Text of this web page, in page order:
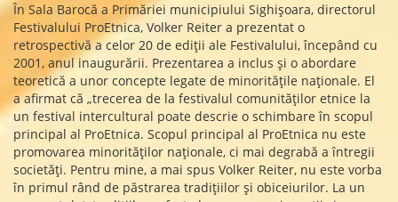
În Sala Barocă a Primăriei municipiului Sighișoara, directorul
Festivalului ProEtnica, Volker Reiter a prezentat o
retrospectivă a celor 20 de ediții ale Festivalului, începând cu
2001, anul inaugurării. Prezentarea a inclus și o abordare
teoretică a unor concepte legate de minoritățile naționale. El
a afirmat că „trecerea de la festivalul comunităților etnice la
un festival intercultural poate descrie o schimbare în scopul
principal al ProEtnica. Scopul principal al ProEtnica nu este
promovarea minorităților naționale, ci mai degrabă a întregii
societăți. Pentru mine, a mai spus Volker Reiter, nu este vorba
în primul rând de păstrarea tradițiilor și obiceiurilor. La un